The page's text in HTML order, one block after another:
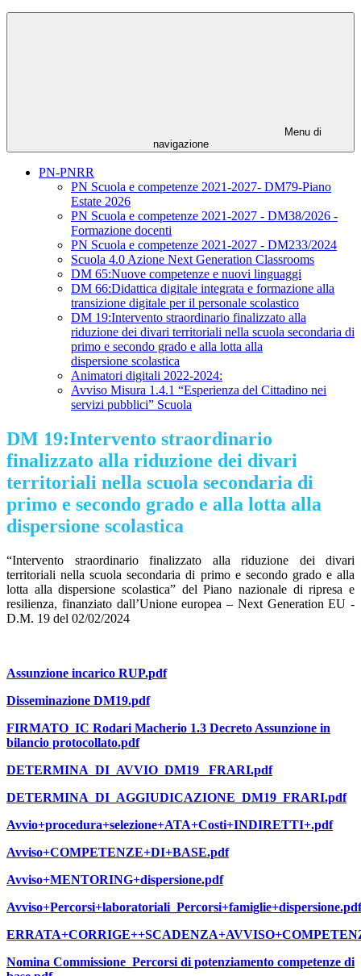
Menu di
navigazione
PN-PNRR
PN Scuola e competenze 2021-2027- DM79-Piano
Estate 2026
PN Scuola e competenze 2021-2027 - DM38/2026 -
Formazione docenti
PN Scuola e competenze 2021-2027 - DM233/2024
Scuola 4.0 Azione Next Generation Classrooms
DM 65:Nuove competenze e nuovi linguaggi
DM 66:Didattica digitale integrata e formazione alla
transizione digitale per il personale scolastico
DM 19:Intervento straordinario finalizzato alla
riduzione dei divari territoriali nella scuola secondaria di
primo e secondo grado e alla lotta alla
dispersione scolastica
Animatori digitali 2022-2024:
Avviso Misura 1.4.1 “Esperienza del Cittadino nei
servizi pubblici” Scuola
DM 19:Intervento straordinario
finalizzato alla riduzione dei divari
territoriali nella scuola secondaria di
primo e secondo grado e alla lotta alla
dispersione scolastica
“Intervento straordinario finalizzato alla riduzione dei divari
territoriali nella scuola secondaria di primo e secondo grado e alla
lotta alla dispersione scolastica” del Piano nazionale di ripresa e
resilienza, finanziato dall’Unione europea – Next Generation EU -
D.M. 19 del 02/02/2024
Assunzione incarico RUP.pdf
Disseminazione DM19.pdf
FIRMATO_IC Rodari Macherio 1.3 Decreto Assunzione in
bilancio protocollato.pdf
DETERMINA_DI_AVVIO_DM19_ FRARI.pdf
DETERMINA_DI_AGGIUDICAZIONE_DM19_FRARI.pdf
Avvio+procedura+selezione+ATA+Costi+INDIRETTI+.pdf
Avviso+COMPETENZE+DI+BASE.pdf
Avviso+MENTORING+dispersione.pdf
Avviso+Percorsi+laboratoriali_Percorsi+famiglie+dispersione.pdf
Nomina Commissione_Percorsi di potenziamento competenze di